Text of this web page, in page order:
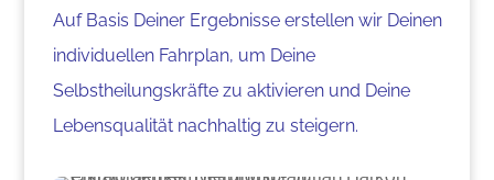
Auf Basis Deiner Ergebnisse erstellen wir Deinen
individuellen Fahrplan, um Deine
Selbstheilungskräfte zu aktivieren und Deine
Lebensqualität nachhaltig zu steigern.